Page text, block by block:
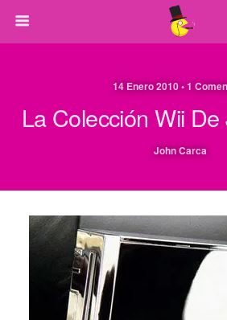
14 Enero 2010 • 1
La Colección Wii
John Carca